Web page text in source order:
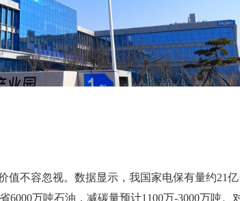
不容忽视。数据显示，我国家电保有量约21
6000万吨石油，减碳量预计1100万-3000万吨。